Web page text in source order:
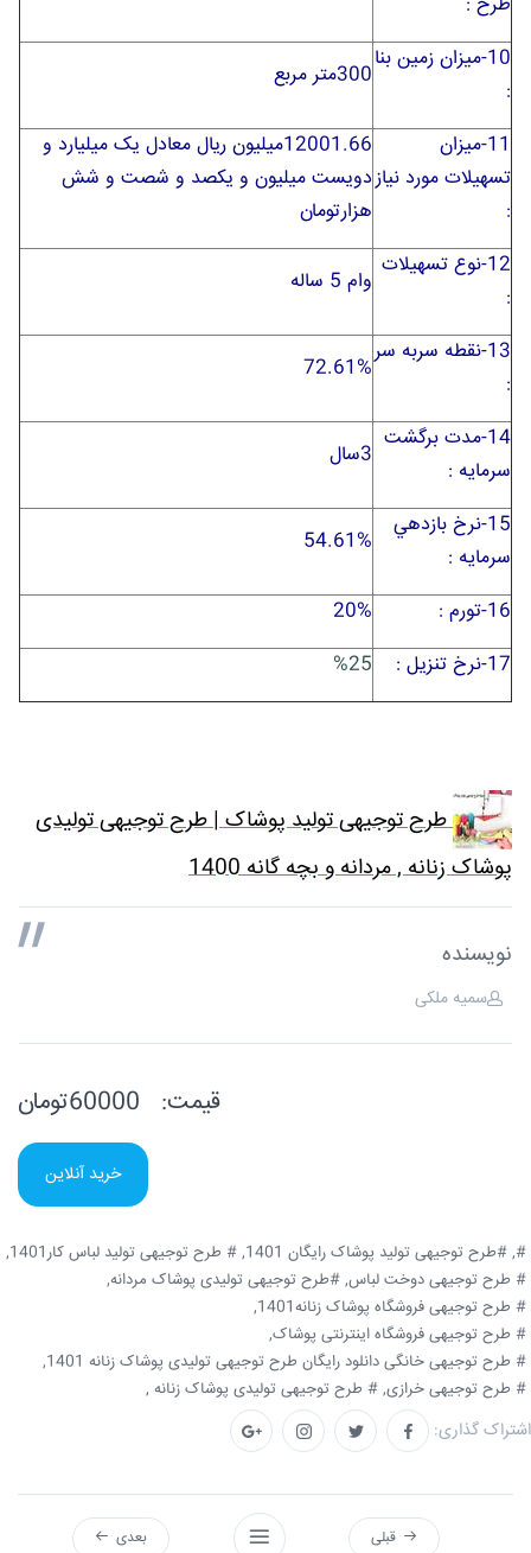
10-ميزان زمين بنا
:
300متر مربع
11-ميزان
تسهيلات مورد نياز
:
12001.66میلیون ریال معادل یک میلیارد و
دویست میلیون و یکصد و شصت و شش
هزارتومان
12-نوع تسهيلات
:
وام 5 ساله
13-نقطه سربه سر
:
72.61%
14-مدت برگشت
سرمايه :
3سال
15-نرخ بازدهي
سرمايه :
54.61%
16-تورم :
20%
17-نرخ تنزیل :
%25
طرح توجیهی تولید پوشاک | طرح توجیهی تولیدی
پوشاک زنانه , مردانه و بچه گانه 1400
نویسنده
سمیه ملکی
قیمت:
خرید آنلاین
#, #طرح توجیهی تولید پوشاک رایگان 1401,
# طرح توجیهی تولید لباس کار1401,
# طرح توجیهی دوخت لباس, #طرح توجیهی تولیدی پوشاک مردانه,
# طرح توجیهی فروشگاه پوشاک زنانه1401,
# طرح توجیهی فروشگاه اینترنتی پوشاک,
# طرح توجیهی خانگی دانلود رایگان طرح توجیهی تولیدی پوشاک زنانه 1401,
# طرح توجیهی خرازی, # طرح توجیهی تولیدی پوشاک زنانه ,
اشتراک گذاری:
قبلی بعدی